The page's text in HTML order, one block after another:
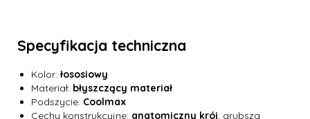
Specyfikacja techniczna
Kolor:łososiowy
Materiał: błyszczący materiał
Podszycie: Coolmax
Cechy konstrukcyjne: anatomiczny krój, grubsza